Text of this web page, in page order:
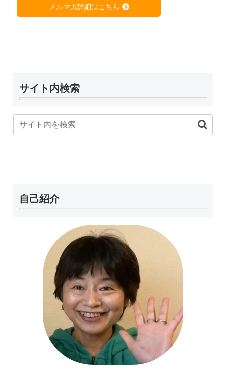
メルマガ詳細はこちら
サイト内検索
自己紹介